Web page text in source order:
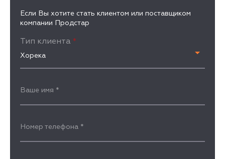
Если Вы хотите стать клиентом или поставщиком
компании Продстар
Тип клиента *
Хорека
Ваше имя *
Номер телефона *